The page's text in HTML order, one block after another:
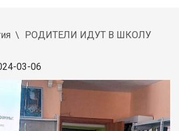
РОДИТЕЛИ ИДУТ В ШКОЛУ
03-06